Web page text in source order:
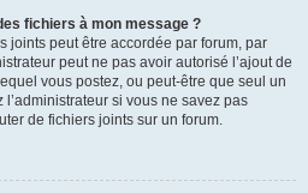
fichiers à mon message ?
joints peut être accordée par forum, par
peut ne pas avoir autorisé l’ajout de
vous postez, ou peut-être que seul un
si vous ne savez pas
de fichiers joints sur un forum.